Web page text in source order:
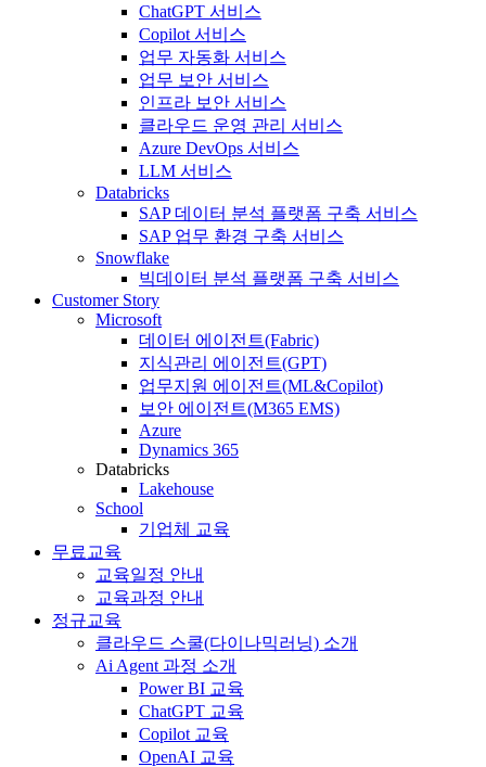
ChatGPT 서비스
Copilot 서비스
업무 자동화 서비스
업무 보안 서비스
인프라 보안 서비스
클라우드 운영 관리 서비스
Azure DevOps 서비스
LLM 서비스
Databricks
SAP 데이터 분석 플랫폼 구축 서비스
SAP 업무 환경 구축 서비스
Snowflake
빅데이터 분석 플랫폼 구축 서비스
Customer Story
Microsoft
데이터 에이전트(Fabric)
지식관리 에이전트(GPT)
업무지원 에이전트(ML&Copilot)
보안 에이전트(M365 EMS)
Azure
Dynamics 365
Databricks
Lakehouse
School
기업체 교육
무료교육
교육일정 안내
교육과정 안내
정규교육
클라우드 스쿨(다이나믹러닝) 소개
Ai Agent 과정 소개
Power BI 교육
ChatGPT 교육
Copilot 교육
OpenAI 교육